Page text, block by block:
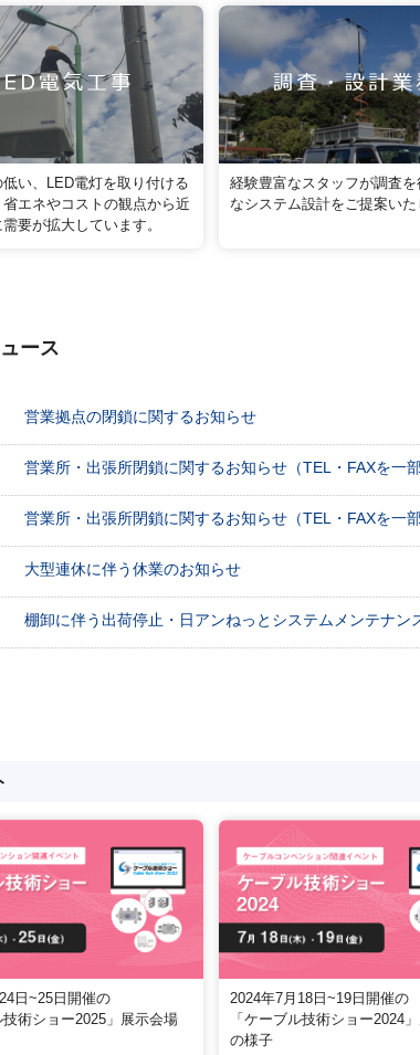
い、LED電灯を取り付ける
エネやコストの観点から近
要が拡大しています。
経験豊富なスタッフが調査を
なシステム設計をご提案いた
ース
営業拠点の閉鎖に関するお知らせ
営業所・出張所閉鎖に関するお知らせ（TEL・FAXを一
営業所・出張所閉鎖に関するお知らせ（TEL・FAXを一
大型連休に伴う休業のお知らせ
棚卸に伴う出荷停止・日アンねっとシステムメンテナン
日~25日開催の
技術ショー2025」展示会場
2024年7月18日~19日開催の
「ケーブル技術ショー2024
の様子